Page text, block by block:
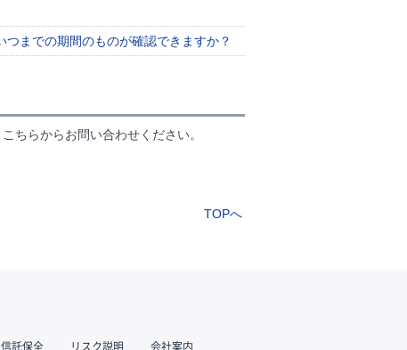
つまでの期間のものが確認できますか？
ちらからお問い合わせください。
TOPへ
信託保全 リスク説明 会社案内